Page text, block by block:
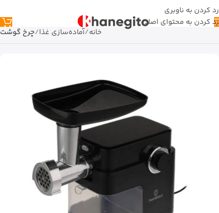
رد کردن به ناوبری
رد کردن به محتوای اصلی
خانه آماده‌سازی غذا چرخ گوشت